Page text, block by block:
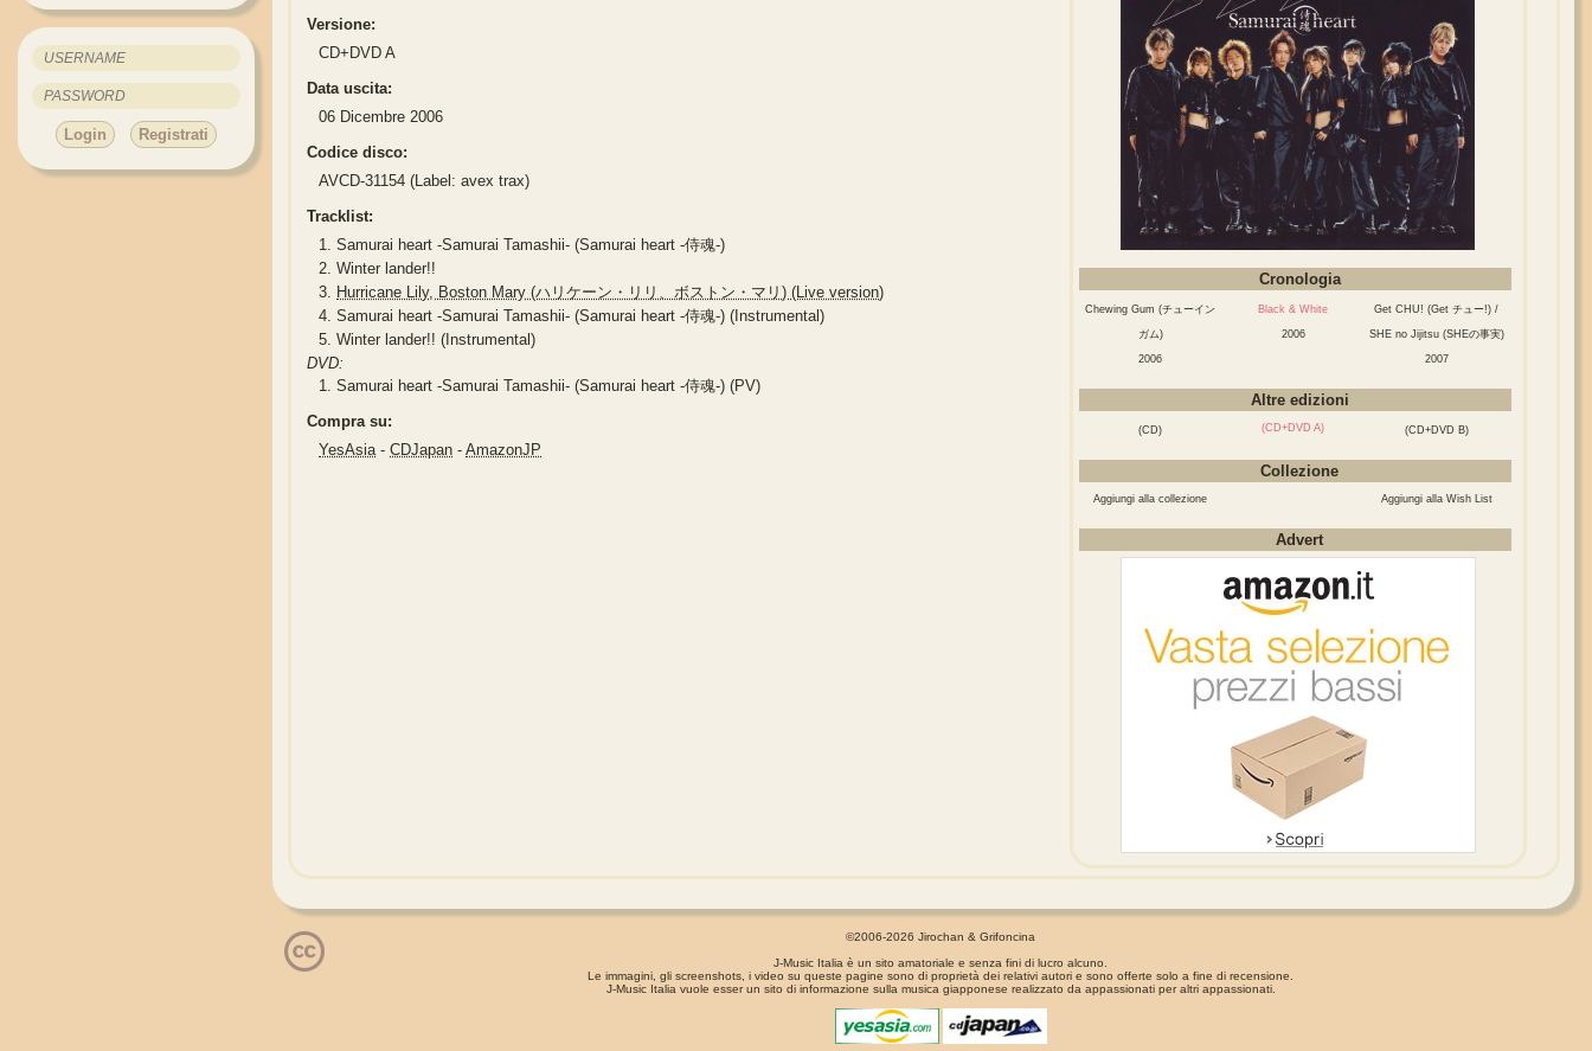
Login Registrati
Cronologia
Chewing Gum (チューイン
ガム)
2006
Black & White
2006
Get CHU! (Get チュー!) /
SHE no Jijitsu (SHEの事実)
2007
Altre edizioni
(CD) (CD+DVD A) (CD+DVD B)
Collezione
Aggiungi alla collezione Aggiungi alla Wish List
Advert
Versione:
CD+DVD A
Data uscita:
06 Dicembre 2006
Codice disco:
AVCD-31154 (Label: avex trax)
Tracklist:
1. Samurai heart -Samurai Tamashii- (Samurai heart -侍魂-)
2. Winter lander!!
3. Hurricane Lily, Boston Mary (ハリケーン・リリ、ボストン・マリ) (Live version)
4. Samurai heart -Samurai Tamashii- (Samurai heart -侍魂-) (Instrumental)
5. Winter lander!! (Instrumental)
DVD:
1. Samurai heart -Samurai Tamashii- (Samurai heart -侍魂-) (PV)
Compra su:
YesAsia-CDJapan -AmazonJP
©2006-2026 Jirochan & Grifoncina
J-Music Italia è un sito amatoriale e senza fini di lucro alcuno.
Le immagini, gli screenshots, i video su queste pagine sono di proprietà dei relativi autori e sono offerte solo a fine di recensione.
J-Music Italia vuole esser un sito di informazione sulla musica giapponese realizzato da appassionati per altri appassionati.